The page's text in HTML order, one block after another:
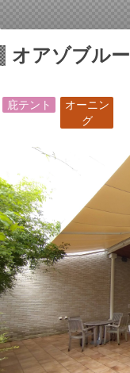
オアゾブルー
庇テント
オーニン
グ